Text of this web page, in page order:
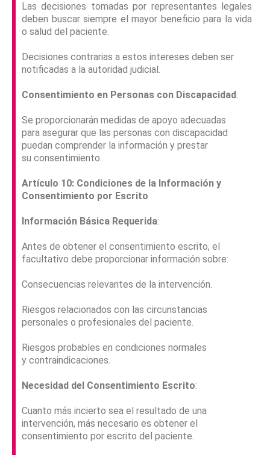
Las decisiones tomadas por representantes legales
deben buscar siempre el mayor beneficio para la vida
o salud del paciente.
Decisiones contrarias a estos intereses deben ser
notificadas a la autoridad judicial.
Consentimiento en Personas con Discapacidad:
Se proporcionarán medidas de apoyo adecuadas
para asegurar que las personas con discapacidad
puedan comprender la información y prestar
su consentimiento.
Artículo 10: Condiciones de la Información y
Consentimiento por Escrito
Información Básica Requerida:
Antes de obtener el consentimiento escrito, el
facultativo debe proporcionar información sobre:
Consecuencias relevantes de la intervención.
Riesgos relacionados con las circunstancias
personales o profesionales del paciente.
Riesgos probables en condiciones normales
y contraindicaciones.
Necesidad del Consentimiento Escrito:
Cuanto más incierto sea el resultado de una
intervención, más necesario es obtener el
consentimiento por escrito del paciente.